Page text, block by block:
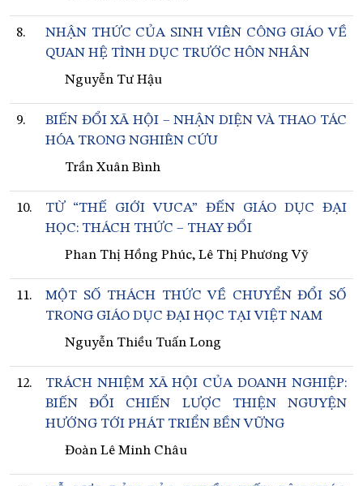
8.
NHẬN THỨC CỦA SINH VIÊN CÔNG GIÁO VỀ
QUAN HỆ TÌNH DỤC TRƯỚC HÔN NHÂN
Nguyễn Tư Hậu
9.
BIẾN ĐỔI XÃ HỘI – NHẬN DIỆN VÀ THAO TÁC
HÓA TRONG NGHIÊN CỨU
Trần Xuân Bình
10.
TỪ “THẾ GIỚI VUCA” ĐẾN GIÁO DỤC ĐẠI
HỌC: THÁCH THỨC – THAY ĐỔI
Phan Thị Hồng Phúc, Lê Thị Phương Vỹ
11.
MỘT SỐ THÁCH THỨC VỀ CHUYỂN ĐỔI SỐ
TRONG GIÁO DỤC ĐẠI HỌC TẠI VIỆT NAM
Nguyễn Thiều Tuấn Long
12.
TRÁCH NHIỆM XÃ HỘI CỦA DOANH NGHIỆP:
BIẾN ĐỔI CHIẾN LƯỢC THIỆN NGUYỆN
HƯỚNG TỚI PHÁT TRIỂN BỀN VỮNG
Đoàn Lê Minh Châu